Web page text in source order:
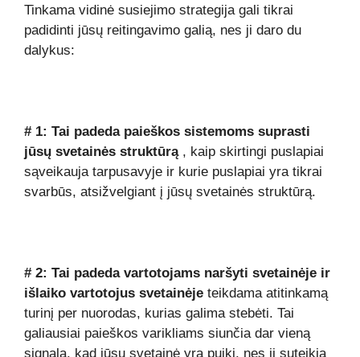
Tinkama vidinė susiejimo strategija gali tikrai
padidinti jūsų reitingavimo galią, nes ji daro du
dalykus:
# 1: Tai padeda paieškos sistemoms suprasti
jūsų svetainės struktūrą, kaip skirtingi puslapiai
sąveikauja tarpusavyje ir kurie puslapiai yra tikrai
svarbūs, atsižvelgiant į jūsų svetainės struktūrą.
# 2: Tai padeda vartotojams naršyti svetainėje ir
išlaiko vartotojus svetainėje teikdama atitinkamą
turinį per nuorodas, kurias galima stebėti. Tai
galiausiai paieškos varikliams siunčia dar vieną
signalą, kad jūsų svetainė yra puiki, nes ji suteikia